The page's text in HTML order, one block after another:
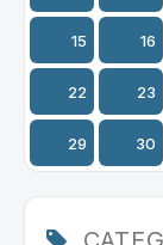
15 16
22 23
29 30